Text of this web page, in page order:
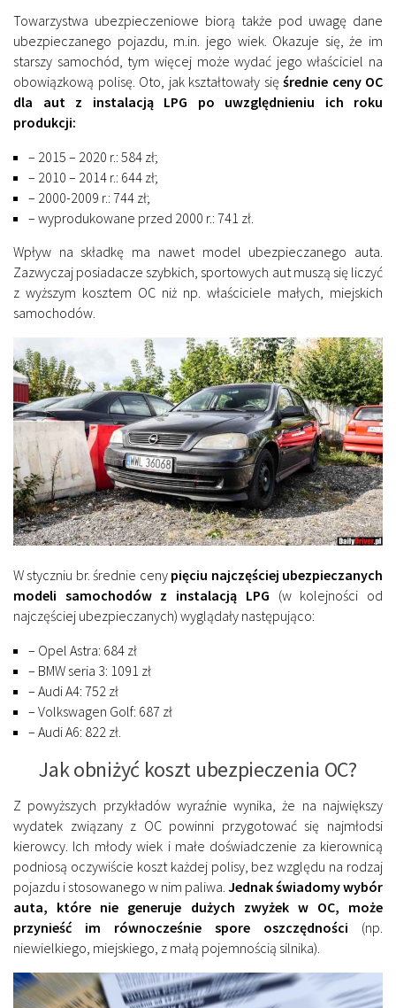
Towarzystwa ubezpieczeniowe biorą także pod uwagę dane
ubezpieczanego pojazdu, m.in. jego wiek. Okazuje się, że im
starszy samochód, tym więcej może wydać jego właściciel na
obowiązkową polisę. Oto, jak kształtowały się średnie ceny OC
dla aut z instalacją LPG po uwzględnieniu ich roku
produkcji:
– 2015 – 2020 r.: 584 zł;
– 2010 – 2014 r.: 644 zł;
– 2000-2009 r.: 744 zł;
– wyprodukowane przed 2000 r.: 741 zł.
Wpływ na składkę ma nawet model ubezpieczanego auta.
Zazwyczaj posiadacze szybkich, sportowych aut muszą się liczyć
z wyższym kosztem OC niż np. właściciele małych, miejskich
samochodów.
W styczniu br. średnie ceny pięciu najczęściej ubezpieczanych
modeli samochodów z instalacją LPG (w kolejności od
najczęściej ubezpieczanych) wyglądały następująco:
– Opel Astra: 684 zł
– BMW seria 3: 1091 zł
– Audi A4: 752 zł
– Volkswagen Golf: 687 zł
– Audi A6: 822 zł.
Jak obniżyć koszt ubezpieczenia OC?
Z powyższych przykładów wyraźnie wynika, że na największy
wydatek związany z OC powinni przygotować się najmłodsi
kierowcy. Ich młody wiek i małe doświadczenie za kierownicą
podniosą oczywiście koszt każdej polisy, bez względu na rodzaj
pojazdu i stosowanego w nim paliwa. Jednak świadomy wybór
auta, które nie generuje dużych zwyżek w OC, może
przynieść im równocześnie spore oszczędności (np.
niewielkiego, miejskiego, z małą pojemnością silnika).